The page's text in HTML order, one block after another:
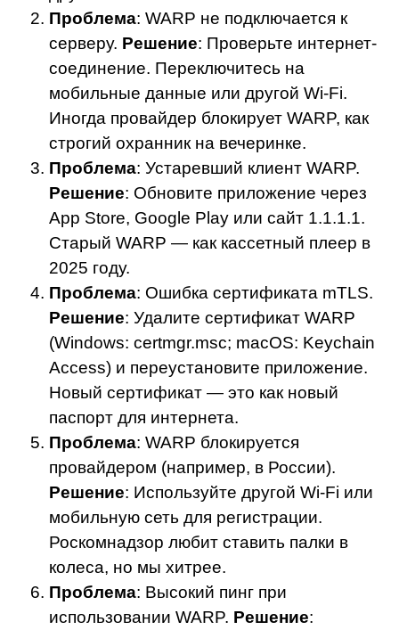
Проблема: WARP не подключается к
серверу. Решение: Проверьте интернет-
соединение. Переключитесь на
мобильные данные или другой Wi-Fi.
Иногда провайдер блокирует WARP, как
строгий охранник на вечеринке.
Проблема: Устаревший клиент WARP.
Решение: Обновите приложение через
App Store, Google Play или сайт 1.1.1.1.
Старый WARP — как кассетный плеер в
2025 году.
Проблема: Ошибка сертификата mTLS.
Решение: Удалите сертификат WARP
(Windows: certmgr.msc; macOS: Keychain
Access) и переустановите приложение.
Новый сертификат — это как новый
паспорт для интернета.
Проблема: WARP блокируется
провайдером (например, в России).
Решение: Используйте другой Wi-Fi или
мобильную сеть для регистрации.
Роскомнадзор любит ставить палки в
колеса, но мы хитрее.
Проблема: Высокий пинг при
использовании WARP. Решение: